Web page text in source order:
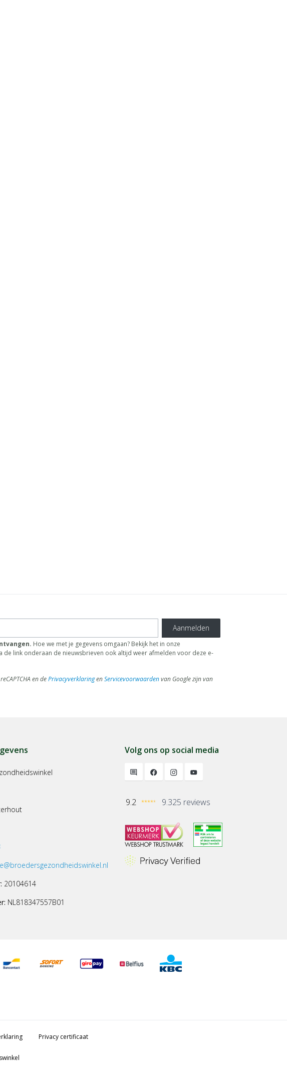
Aanmelden
Hoe we met je gegevens omgaan? Bekijk het in onze
de link onderaan de nieuwsbrieven ook altijd weer afmelden voor deze e-
en dePrivacyverklaringenServicevoorwaardenvan Google zijn van
20104614
NL818347557B01
Volg ons op social media
9.2 9.325 reviews
Privacy certificaat